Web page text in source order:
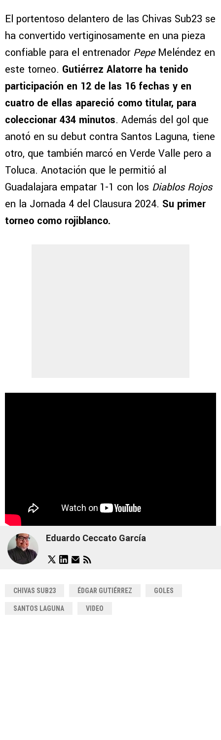
El portentoso delantero de las Chivas Sub23 se
ha convertido vertiginosamente en una pieza
confiable para el entrenador PepeMeléndez en
este torneo. Gutiérrez Alatorre ha tenido
participación en 12 de las 16 fechas y en
cuatro de ellas apareció como titular, para
coleccionar 434 minutos. Además del gol que
anotó en su debut contra Santos Laguna, tiene
otro, que también marcó en Verde Valle pero a
Toluca. Anotación que le permitió al
Guadalajara empatar 1-1 con los Diablos Rojos
en la Jornada 4 del Clausura 2024. Su primer
torneo como rojiblanco.
Eduardo Ceccato García
CHIVAS SUB23 ÉDGAR GUTIÉRREZ GOLES
SANTOS LAGUNA VIDEO